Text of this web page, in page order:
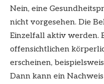
Nein, eine
nicht vorgesehen. Die
Einzelfall aktiv werden.
offensichtlichen
erscheinen,
Dann kann ein